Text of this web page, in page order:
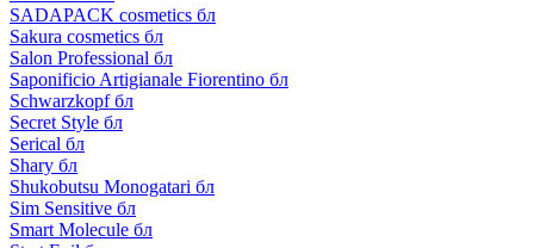
SADAPACK cosmetics бл
Sakura cosmetics бл
Salon Professional бл
Saponificio Artigianale Fiorentino бл
Schwarzkopf бл
Secret Style бл
Serical бл
Shary бл
Shukobutsu Monogatari бл
Sim Sensitive бл
Smart Molecule бл